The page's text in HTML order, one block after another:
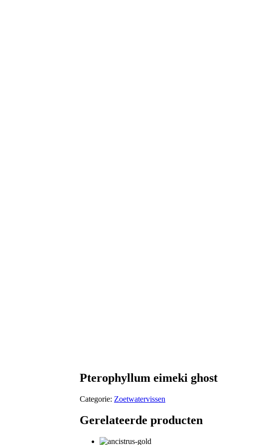
Pterophyllum eimeki ghost
Categorie: Zoetwatervissen
Gerelateerde producten